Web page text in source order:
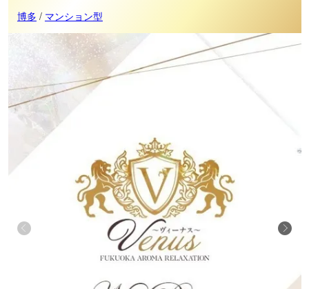
博多 / マンション型